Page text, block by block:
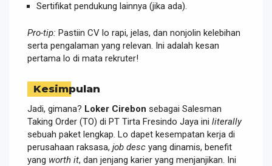
Sertifikat pendukung lainnya (jika ada).
Pro-tip: Pastiin CV lo rapi, jelas, dan nonjolin kelebihan
serta pengalaman yang relevan. Ini adalah kesan
pertama lo di mata rekruter!
Kesimpulan
Jadi, gimana? Loker Cirebon sebagai Salesman
Taking Order (TO) di PT Tirta Fresindo Jaya ini literally
sebuah paket lengkap. Lo dapet kesempatan kerja di
perusahaan raksasa, job desc yang dinamis, benefit
yang worth it, dan jenjang karier yang menjanjikan. Ini